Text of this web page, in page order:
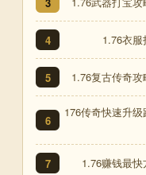
4 1.76衣
5 1.76复古传奇
6
176传奇快速升
7 1.76赚钱最